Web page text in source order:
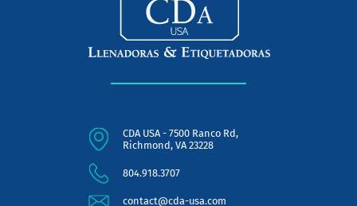
CDA USA - 7500 Ranco Rd,
Richmond, VA 23228
804.918.3707
contact@cda-usa.com